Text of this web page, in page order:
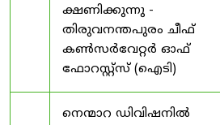
ക്ഷണിക്കുന്നു -
തിരുവനന്തപുരം ചീഫ്
കൺസർവേറ്റർ ഓഫ്
ഫോറസ്റ്റ്സ് (ഐടി)
നെന്മാറ ഡിവിഷനിൽ